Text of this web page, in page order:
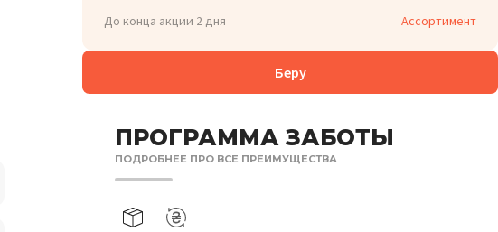
До конца акции 2 дня Ассортимент
Беру
ПРОГРАММА ЗАБОТЫ
ПОДРОБНЕЕ ПРО ВСЕ ПРЕИМУЩЕСТВА